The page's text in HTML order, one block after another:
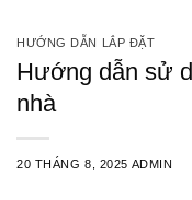
HƯỚNG DẪN LẮP ĐẶT
Hướng dẫn sử
nhà
20 THÁNG 8, 2025 ADMIN